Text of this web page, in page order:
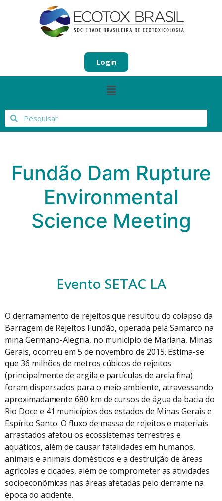
Login
Fundão Dam Rupture
Environmental
Science Meeting
Evento SETAC LA
O derramamento de rejeitos que resultou do colapso da
Barragem de Rejeitos Fundão, operada pela Samarco na
mina Germano-Alegria, no município de Mariana, Minas
Gerais, ocorreu em 5 de novembro de 2015. Estima-se
que 36 milhões de metros cúbicos de rejeitos
(principalmente de argila e partículas de areia fina)
foram dispersados para o meio ambiente, atravessando
aproximadamente 680 km de cursos de água da bacia do
Rio Doce e 41 municípios dos estados de Minas Gerais e
Espírito Santo. O fluxo de massa de rejeitos e materiais
arrastados afetou os ecossistemas terrestres e
aquáticos, além de causar fatalidades em humanos,
animais e animais domésticos e a destruição de áreas
agrícolas e cidades, além de comprometer as atividades
socioeconômicas nas áreas afetadas pelo derrame na
época do acidente.